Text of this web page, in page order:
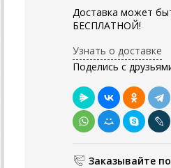
Доставка может
БЕСПЛАТНОЙ!
Узнать о доставке
Поделись с
Заказывайте